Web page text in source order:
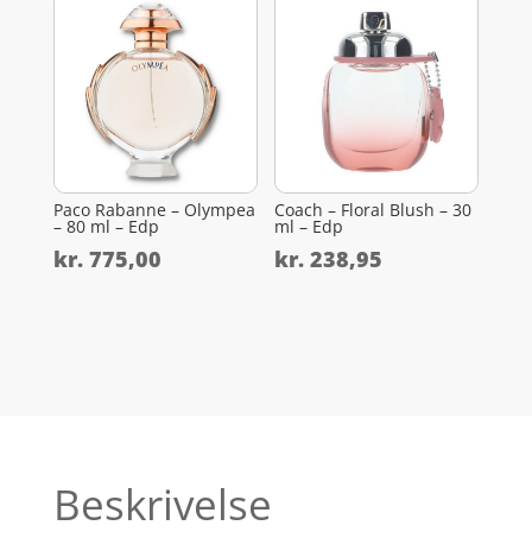
Paco Rabanne – Olympea
– 80 ml – Edp
kr.775,00
Coach – Floral Blush – 30
ml – Edp
kr. 238,95
Beskrivelse